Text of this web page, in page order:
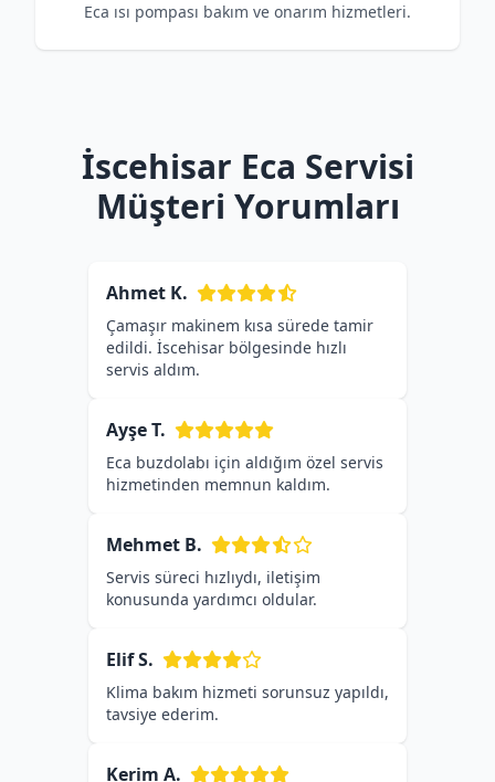
Eca ısı pompası bakım ve onarım hizmetleri.
İscehisar Eca Servisi
Müşteri Yorumları
Ahmet K.
Çamaşır makinem kısa sürede tamir
edildi. İscehisar bölgesinde hızlı
servis aldım.
Ayşe T.
Eca buzdolabı için aldığım özel servis
hizmetinden memnun kaldım.
Mehmet B.
Servis süreci hızlıydı, iletişim
konusunda yardımcı oldular.
Elif S.
Klima bakım hizmeti sorunsuz yapıldı,
tavsiye ederim.
Kerim A.